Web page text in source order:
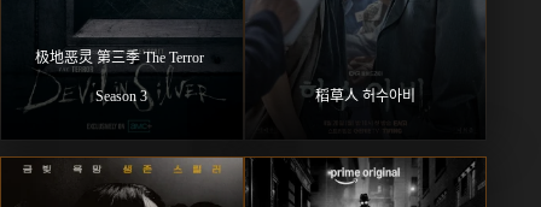
极地恶灵 第三季 The Terror
Season 3 稻草人 허수아비